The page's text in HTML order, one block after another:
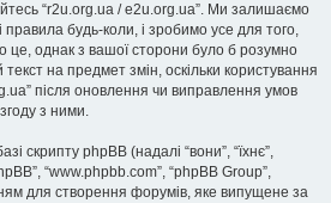
“r2u.org.ua / e2u.org.ua”. Ми залишаємо
будь-коли, і зробимо усе для того,
це, однак з вашої сторони було б розумно
на предмет змін, оскільки користування
після оновлення чи виправлення умов
з ними.
скрипту phpBB (надалі “вони”, “їхнє”,
“www.phpbb.com”, “phpBB Group”,
для створення форумів, яке випущене за